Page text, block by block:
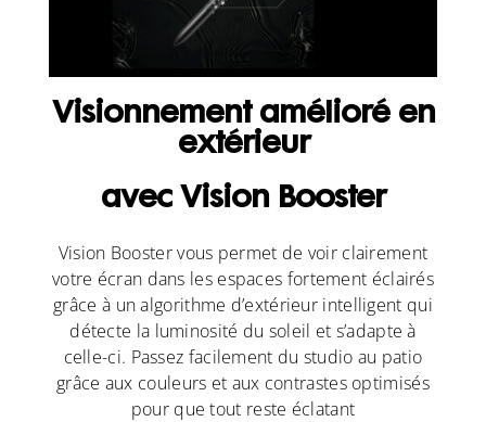
Visionnement amélioré en
extérieur
avec Vision Booster
Vision Booster vous permet de voir clairement
votre écran dans les espaces fortement éclairés
grâce à un algorithme d’extérieur intelligent qui
détecte la luminosité du soleil et s’adapte à
celle-ci. Passez facilement du studio au patio
grâce aux couleurs et aux contrastes optimisés
pour que tout reste éclatant